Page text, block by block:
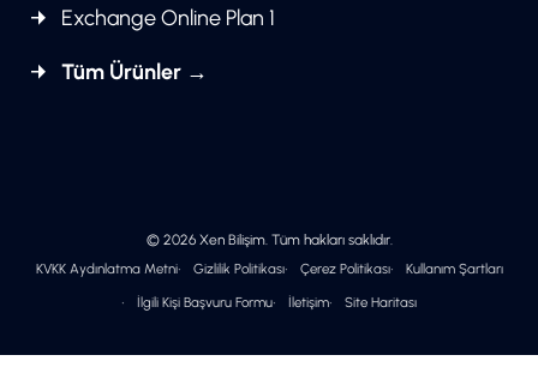
Exchange Online Plan 1
Tüm Ürünler →
© 2026 Xen Bilişim. Tüm hakları saklıdır.
KVKK Aydınlatma Metni
Gizlilik Politikası Çerez Politikası
Kullanım Şartları
İlgili Kişi Başvuru Formu
İletişim Site Haritası